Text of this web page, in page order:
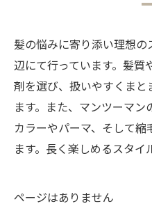
髪の悩みに寄り添い理想
辺にて行っています。髪質
剤を選び、扱いやすくま
ます。また、マンツーマ
カラーやパーマ、そして
ます。長く楽しめるスタイ
ページはありません